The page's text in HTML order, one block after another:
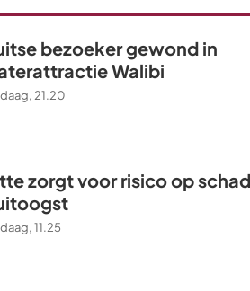
bezoeker gewond in
Walibi
21.20
zorgt voor risico op
11.25